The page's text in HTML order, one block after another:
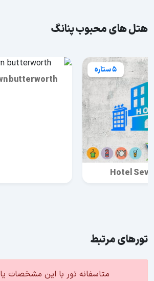
هتل های محبوب پنانگ
5 ستاره
Hotel
butterworth
تورهای مرتبط
متاسفانه تور با این مشخصات